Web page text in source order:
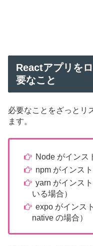
Reactアプリを
要なこと
必要なことをざっとリ
ます。
Node がインス
npm がインス
yarn がインス
いる場合）
expo がインス
native の場合）